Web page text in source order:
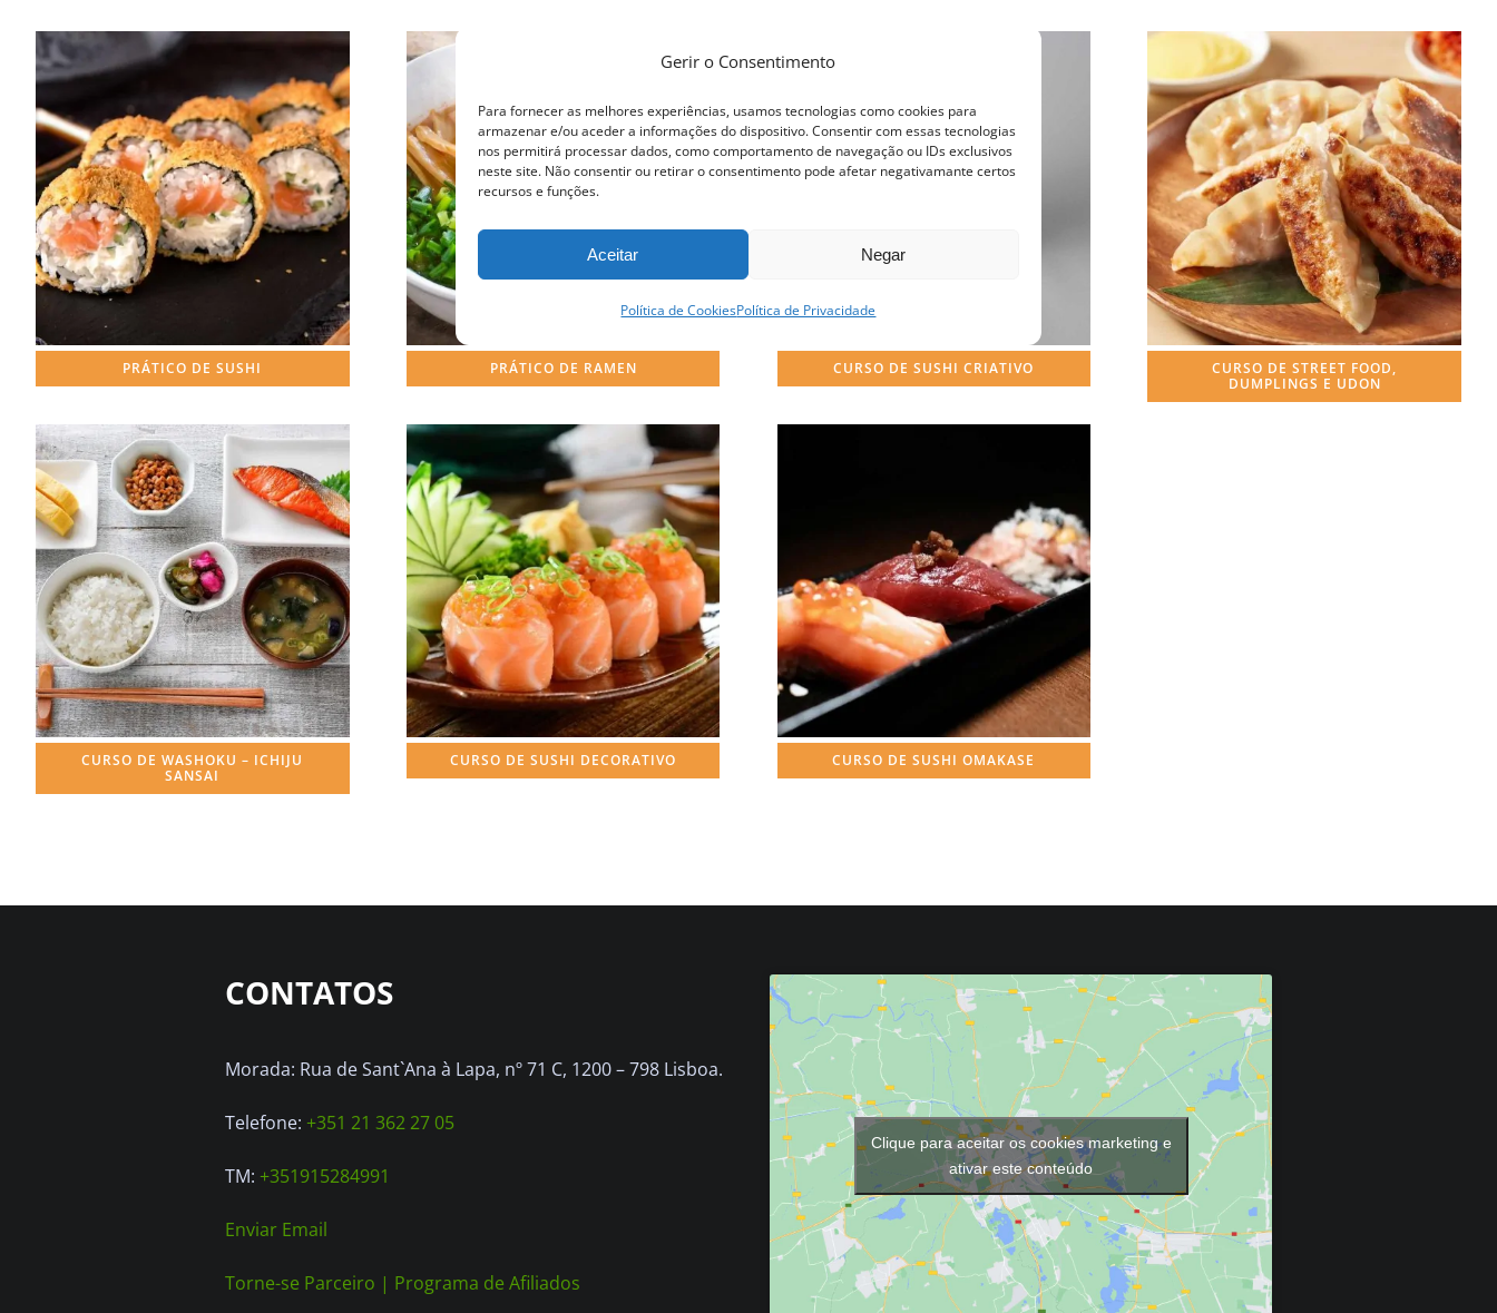
Gerir o Consentimento
Para fornecer as melhores experiências, usamos tecnologias como cookies para
armazenar e/ou aceder a informações do dispositivo. Consentir com essas tecnologias
nos permitirá processar dados, como comportamento de navegação ou IDs exclusivos
neste site. Não consentir ou retirar o consentimento pode afetar negativamante certos
recursos e funções.
Aceitar Negar
Política de CookiesPolítica de Privacidade
PRÁTICO DE SUSHI PRÁTICO DE RAMEN CURSO DE SUSHI CRIATIVO
CURSO DE STREET FOOD,
DUMPLINGS E UDON
CURSO DE WASHOKU – ICHIJU
SANSAI
CURSO DE SUSHI DECORATIVO CURSO DE SUSHI OMAKASE
CONTATOS
Morada: Rua de Sant`Ana à Lapa, nº 71 C, 1200 – 798 Lisboa.
Telefone: +351 21 362 27 05
TM: +351915284991
Enviar Email
Torne-se Parceiro | Programa de Afiliados
Clique para aceitar os cookies marketing e
ativar este conteúdo